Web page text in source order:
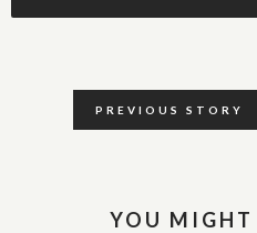
PREVIOUS STORY
YOU MIGHT